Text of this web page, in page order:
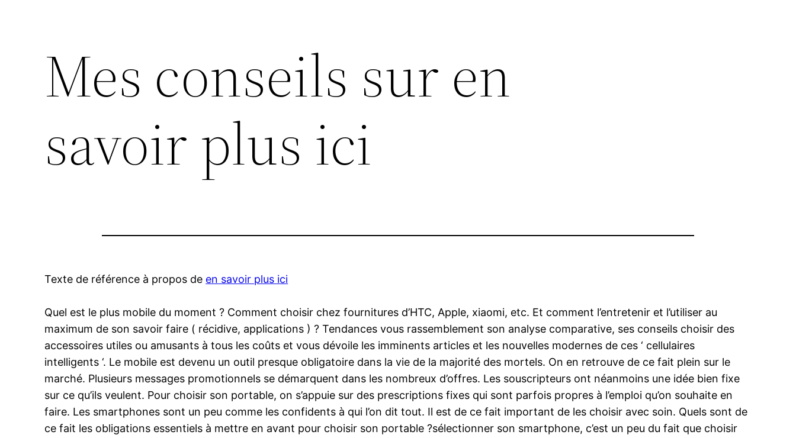
Mes conseils sur en
savoir plus ici
Texte de référence à propos de en savoir plus ici
Quel est le plus mobile du moment ? Comment choisir chez fournitures d’HTC, Apple, xiaomi, etc. Et comment l’entretenir et l’utiliser au
maximum de son savoir faire ( récidive, applications ) ? Tendances vous rassemblement son analyse comparative, ses conseils choisir des
accessoires utiles ou amusants à tous les coûts et vous dévoile les imminents articles et les nouvelles modernes de ces ‘ cellulaires
intelligents ‘. Le mobile est devenu un outil presque obligatoire dans la vie de la majorité des mortels. On en retrouve de ce fait plein sur le
marché. Plusieurs messages promotionnels se démarquent dans les nombreux d’offres. Les souscripteurs ont néanmoins une idée bien fixe
sur ce qu’ils veulent. Pour choisir son portable, on s’appuie sur des prescriptions fixes qui sont parfois propres à l’emploi qu’on souhaite en
faire. Les smartphones sont un peu comme les confidents à qui l’on dit tout. Il est de ce fait important de les choisir avec soin. Quels sont de
ce fait les obligations essentiels à mettre en avant pour choisir son portable ?sélectionner son smartphone, c’est un peu du fait que choisir